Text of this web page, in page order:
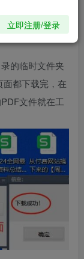
关闭，在工具
的临时文件夹
面都下载完，在
文件就在工
立即注册/登录